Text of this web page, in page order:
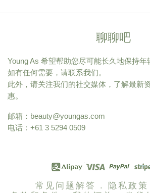
聊聊吧
Young As 希望帮助您尽可能长久地保持年
如有任何需要，请联系我们。
此外，请关注我们的社交媒体，了解最新
惠。
邮箱： beauty@youngas.com
电话：+61 3 5294 0509
常见问题解答 . 隐私政